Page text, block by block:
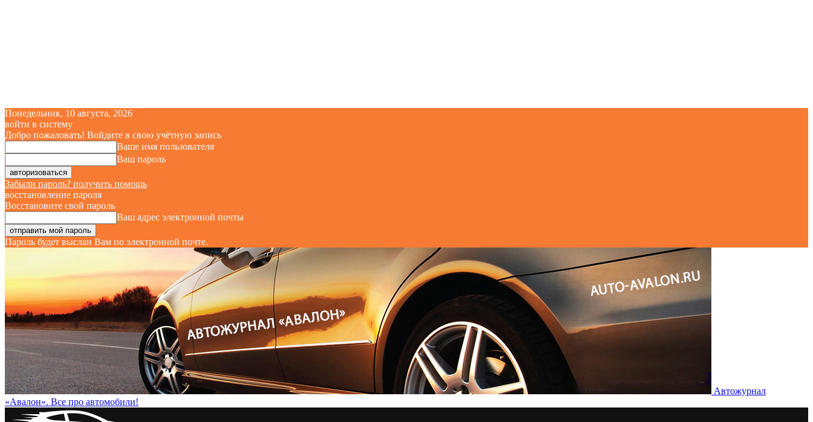
Понедельник, 10 августа, 2026
войти в систему
Добро пожаловать! Войдите в свою учётную запись
Ваше имя пользователя
Ваш пароль
Забыли пароль? получить помощь
восстановление пароля
Восстановите свой пароль
Ваш адрес электронной почты
Пароль будет выслан Вам по электронной почте.
Автожурнал
«Авалон». Все про автомобили!